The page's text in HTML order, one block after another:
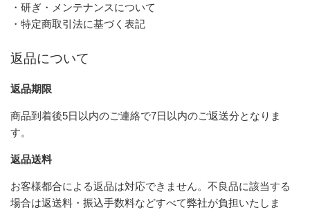
・研ぎ・メンテナンスについて
・特定商取引法に基づく表記
返品について
返品期限
商品到着後5日以内のご連絡で7日以内のご返送分となりま
す。
返品送料
お客様都合による返品は対応できません。不良品に該当する
場合は返送料・振込手数料などすべて弊社が負担いたしま